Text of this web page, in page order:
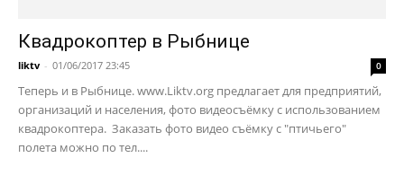
Квадрокоптер в Рыбнице
liktv - 01/06/2017 23:45 0
Теперь и в Рыбнице. www.Liktv.org предлагает для предприятий,
организаций и населения, фото видеосъёмку с использованием
квадрокоптера. Заказать фото видео съёмку с "птичьего"
полета можно по тел....